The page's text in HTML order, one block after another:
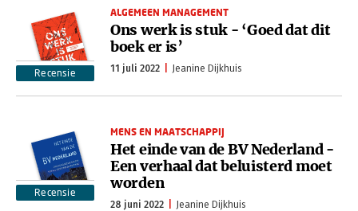
Recensie
ALGEMEEN MANAGEMENT
Ons werk is stuk - ‘Goed dat dit
boek er is’
11 juli 2022 Jeanine Dijkhuis
Recensie
MENS EN MAATSCHAPPIJ
Het einde van de BV Nederland -
Een verhaal dat beluisterd moet
worden
28 juni 2022 Jeanine Dijkhuis